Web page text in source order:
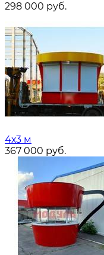
298 000 руб.
4х3 м
367 000 руб.